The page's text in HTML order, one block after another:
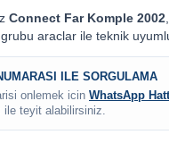
Connect Far Komple 2002
araclar ile teknik
ILE SORGULAMA
onlemek icin WhatsApp
ile teyit alabilirsiniz.